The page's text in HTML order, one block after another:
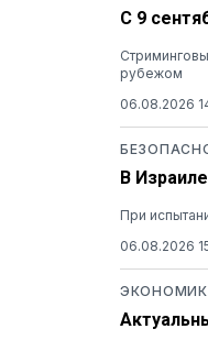
С 9
рубежом
06.08.2026
В
При
06.08.2026